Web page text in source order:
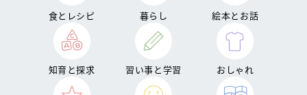
食とレシピ 暮らし 絵本とお話
知育と探求 習い事と学習 おしゃれ